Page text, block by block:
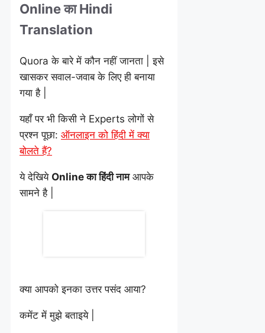
Online का Hindi
Translation
Quora के बारे में कौन नहीं जानता | इसे
खासकर सवाल-जवाब के लिए ही बनाया
गया है |
यहाँ पर भी किसी ने Experts लोगों से
प्रश्न पूछा: ऑनलाइन को हिंदी में क्या
बोलते हैं?
ये देखिये Online का हिंदी नामआपके
सामने है |
क्या आपको इनका उत्तर पसंद आया?
कमेंट में मुझे बताइये |